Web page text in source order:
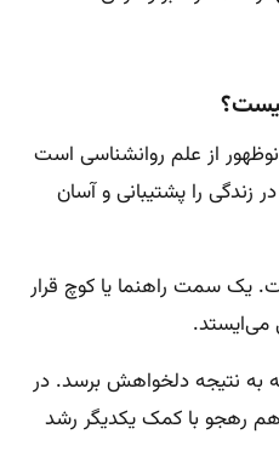
از علم روانشناسی است
زندگی را پشتیبانی و آسان
یک سمت راهنما یا کوچ قرار
می‌ایستد.
به نتیجه دلخواهش برسد. در
رهجو با کمک یکدیگر رشد